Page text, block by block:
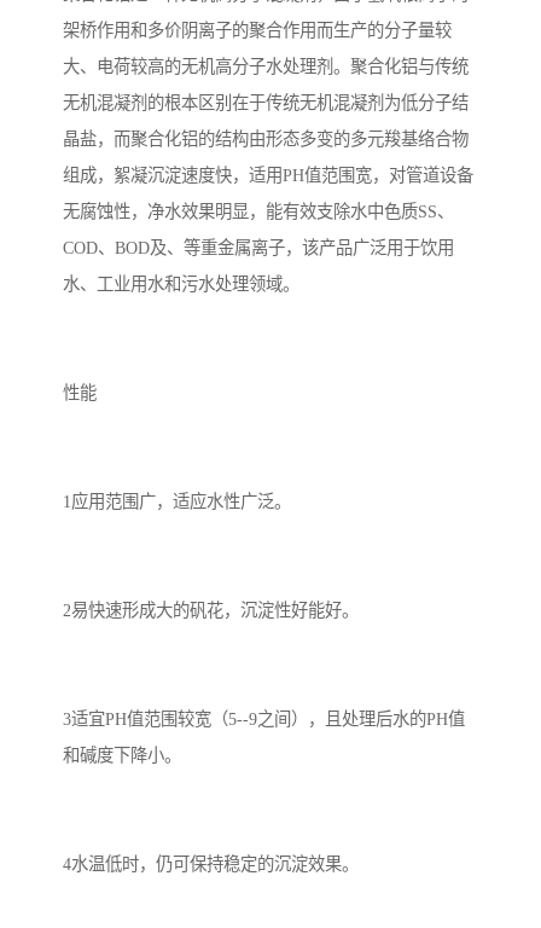
架桥作用和多价阴离子的聚合作用而生产的分子量较
大、电荷较高的无机高分子水处理剂。聚合化铝与传统
无机混凝剂的根本区别在于传统无机混凝剂为低分子结
晶盐，而聚合化铝的结构由形态多变的多元羧基络合物
组成，絮凝沉淀速度快，适用PH值范围宽，对管道设备
无腐蚀性，净水效果明显，能有效支除水中色质SS、
COD、BOD及、等重金属离子，该产品广泛用于饮用
水、工业用水和污水处理领域。
性能
1应用范围广，适应水性广泛。
2易快速形成大的矾花，沉淀性好能好。
3适宜PH值范围较宽（5--9之间），且处理后水的PH值
和碱度下降小。
4水温低时，仍可保持稳定的沉淀效果。